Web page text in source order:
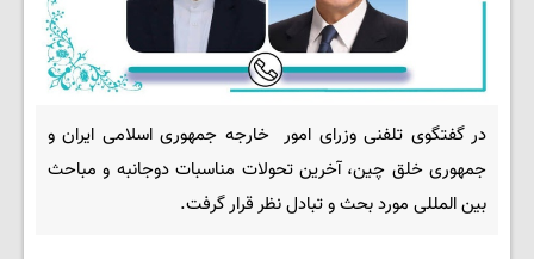
در گفتگوی تلفنی وزرای امور خارجه جمهوری اسلامی ایران و
جمهوری خلق چین، آخرین تحولات مناسبات دوجانبه و مباحث
بین المللی مورد بحث و تبادل نظر قرار گرفت.